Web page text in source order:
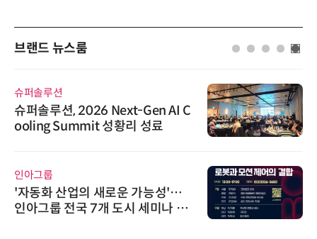
브랜드 뉴스룸
슈퍼솔루션
슈퍼솔루션, 2026 Next-Gen AI C
ooling Summit 성황리 성료
인아그룹
'자동화 산업의 새로운 가능성'…
인아그룹 전국 7개 도시 세미나 페